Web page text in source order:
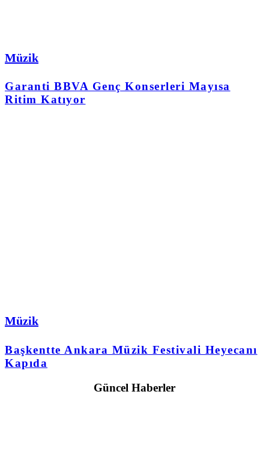
Müzik
Garanti BBVA Genç Konserleri Mayısa
Ritim Katıyor
Müzik
Başkentte Ankara Müzik Festivali Heyecanı
Kapıda
Güncel Haberler